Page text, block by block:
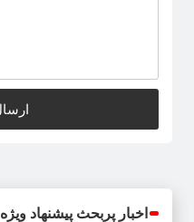
اخبار پربحث پیشنهاد ویژه